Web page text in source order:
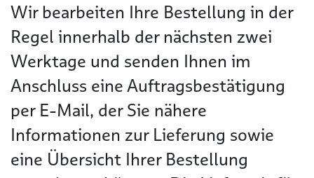
Wir bearbeiten Ihre Bestellung in der
Regel innerhalb der nächsten zwei
Werktage und senden Ihnen im
Anschluss eine Auftragsbestätigung
per E-Mail, der Sie nähere
Informationen zur Lieferung sowie
eine Übersicht Ihrer Bestellung